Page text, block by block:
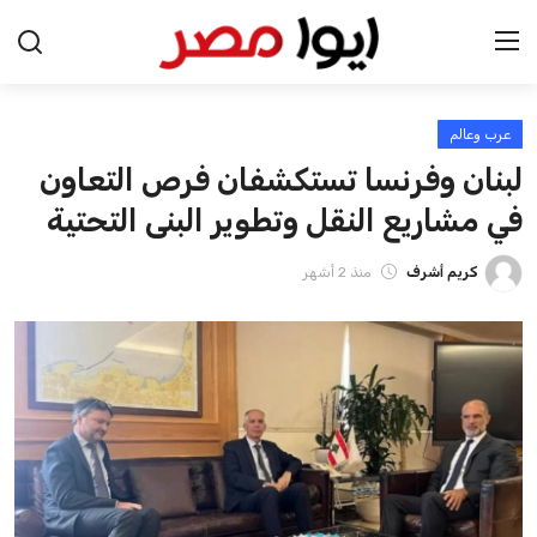
الرئيسية
اخبار مصر
عرب وعالم
اقتصاد
اخبار الرياضة
منوعات
فن وثقافة
عرب وعالم
لبنان وفرنسا تستكشفان فرص التعاون
في مشاريع النقل وتطوير البنى التحتية
كريم أشرف منذ 2 أشهر